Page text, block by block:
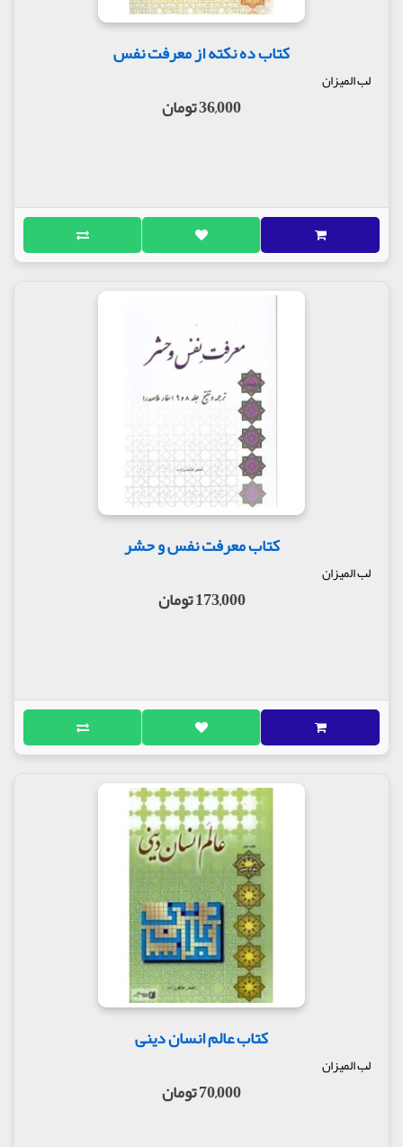
کتاب ده نکته از معرفت نفس
لب المیزان
36,000 تومان
کتاب معرفت نفس و حشر
لب المیزان
173,000 تومان
کتاب عالم انسان دینی
لب المیزان
70,000 تومان